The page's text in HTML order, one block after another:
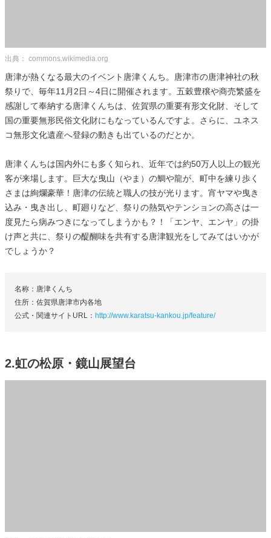
出典： commons.wikimedia.org
唐津が熱くなる最大のイベント唐津くんち。唐津市の唐津神社の秋
祭りで、毎年11月2日～4日に開催されます。五穀豊穣や商売繁盛を
感謝して奉納する唐津くんちは、佐賀県の重要有形文化財、そして
国の重要無形民俗文化財にもなっているんですよ。さらに、ユネス
コ無形文化遺産へ登録の動きも出ているのだとか。
唐津くんちは国内外にも多く知られ、近年では約50万人以上の観光
客が来場します。巨大な曳山（やま）の鯛や龍が、町中を練り歩く
さまは絢爛豪華！唐津の伝統と職人の技が光ります。宵ヤマや曳き
込み・曳き出し、町廻りなど、祭りの熱気やテンションの高さは一
度見たら病みつきになってしまうかも？！「エンヤ、エンヤ」の掛
け声と共に、祭りの醍醐味を共有する唐津観光をしてみてはいかが
でしょうか？
名称：唐津くんち
住所：佐賀県唐津市内各地
公式・関連サイトURL： http://www.karatsu-kankou.jp/feature/
2.虹の松原・鏡山展望台